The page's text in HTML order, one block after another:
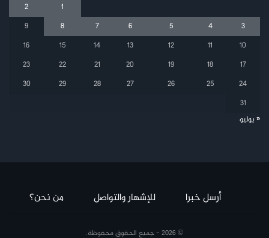
1
2
3
4
5
6
7
8
9
10
11
12
13
14
15
16
17
18
19
20
21
22
23
24
25
26
27
28
29
30
31
« يوليو
أرسل خبرا للإشهار والتواصل من نحن؟
© 2026 - جميع الحقوق محفوظة.